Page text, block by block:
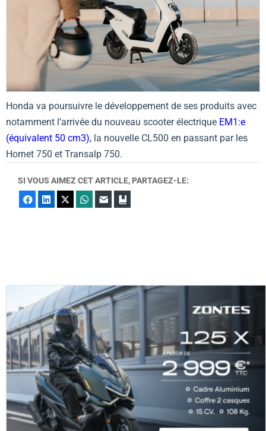
Honda va poursuivre le développement de ses produits avec
notamment l’arrivée du nouveau scooter électrique EM1:e
(équivalent 50 cm3), la nouvelle CL500 en passant par les
Hornet 750 et Transalp 750.
SI VOUS AIMEZ CET ARTICLE, PARTAGEZ-LE:
FacebookLinkedIn WhatsApp
E-mail